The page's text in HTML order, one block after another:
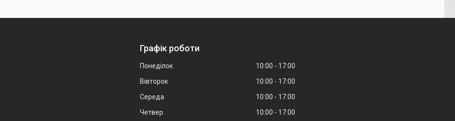
Графік роботи
Понеділок 10:00
17:00
Вівторок
10:00
17:00
Середа
10:00
17:00
Четвер
10:00 17:00